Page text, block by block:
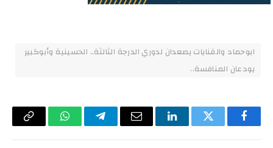
ابوحماد والقنايات يصعدان لدوري الدرجة الثالثة.. الحسينية وأبوكبير
يودعان المنافسة..
فيسبوكتويتر لينكدإن البريد
تيلقرام واتسابCopy